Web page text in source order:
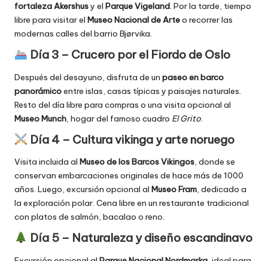
fortaleza Akershusy el Parque Vigeland. Por la tarde, tiempo
libre para visitar el Museo Nacional de Arteo recorrer las
modernas calles del barrio Bjørvika.
Día 3 – Crucero por el Fiordo de Oslo
Después del desayuno, disfruta de un paseo en barco
panorámicoentre islas, casas típicas y paisajes naturales.
Resto del día libre para compras o una visita opcional al
Museo Munch, hogar del famoso cuadro El Grito.
Día 4 – Cultura vikinga y arte noruego
Visita incluida al Museo de los Barcos Vikingos, donde se
conservan embarcaciones originales de hace más de 1000
años. Luego, excursión opcional al Museo Fram, dedicado a
la exploración polar. Cena libre en un restaurante tradicional
con platos de salmón, bacalao o reno.
Día 5 – Naturaleza y diseño escandinavo